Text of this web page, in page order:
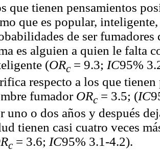
que tienen pensamientos
que es popular,
de ser
es alguien a quien le falta
(ORc = 9.3; IC95%
respecto a los que
fumador ORc = 3.5; (IC
uno o dos años y después
tienen casi cuatro veces
c = 3.6; IC95% 3.1-4.2).